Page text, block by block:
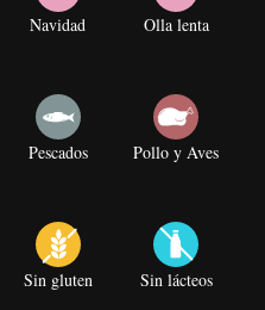
Navidad Olla lenta
Pescados Pollo y Aves
Sin gluten Sin lácteos